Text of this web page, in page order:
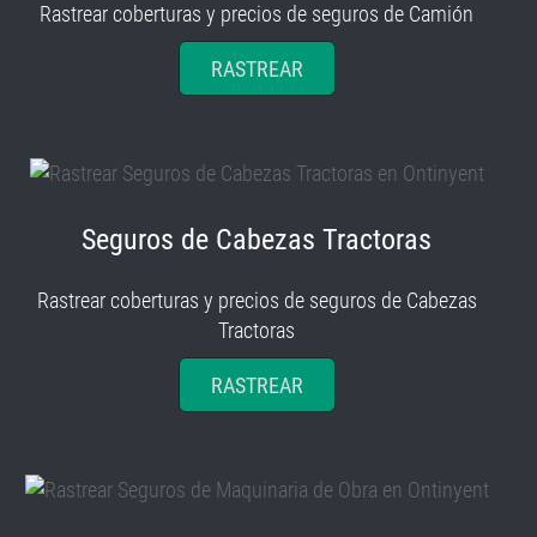
Rastrear coberturas y precios de seguros de Camión
RASTREAR
Seguros de Cabezas Tractoras
Rastrear coberturas y precios de seguros de Cabezas
Tractoras
RASTREAR